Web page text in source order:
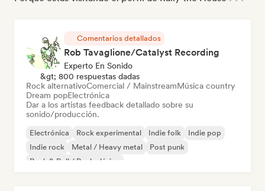
Comentarios detallados
Rob Tavaglione/Catalyst Recording
Experto En Sonido
&gt; 800 respuestas dadas
Rock alternativoComercial / MainstreamMúsica country
Dream popElectrónica
Dar a los artistas feedback detallado sobre su
sonido/producción.
Electrónica Rock experimental Indie folk
Indie pop
Indie rock
Metal / Heavy metal
Post punk
Rock & Roll / Rock clásico